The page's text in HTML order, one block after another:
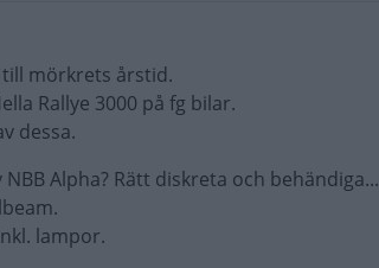
mörkrets årstid.
Rallye 3000 på fg bilar.
dessa.
Alpha? Rätt diskreta och behändiga...
lampor.